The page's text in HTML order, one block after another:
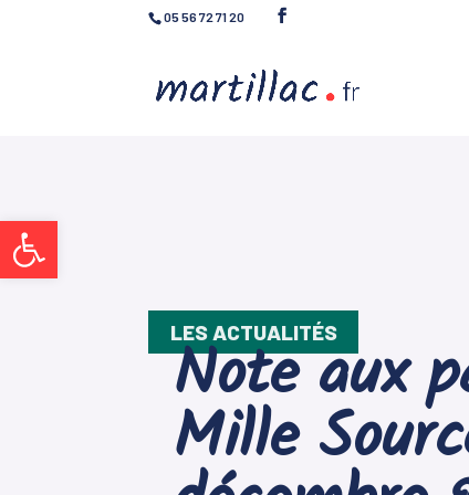
Ouvrir la barre d’outils
05 56 72 71 20
LES ACTUALITÉS
Note aux
Mille